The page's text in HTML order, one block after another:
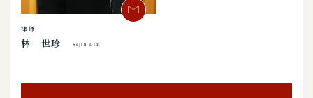
律师
林 世珍 Sejin Lim